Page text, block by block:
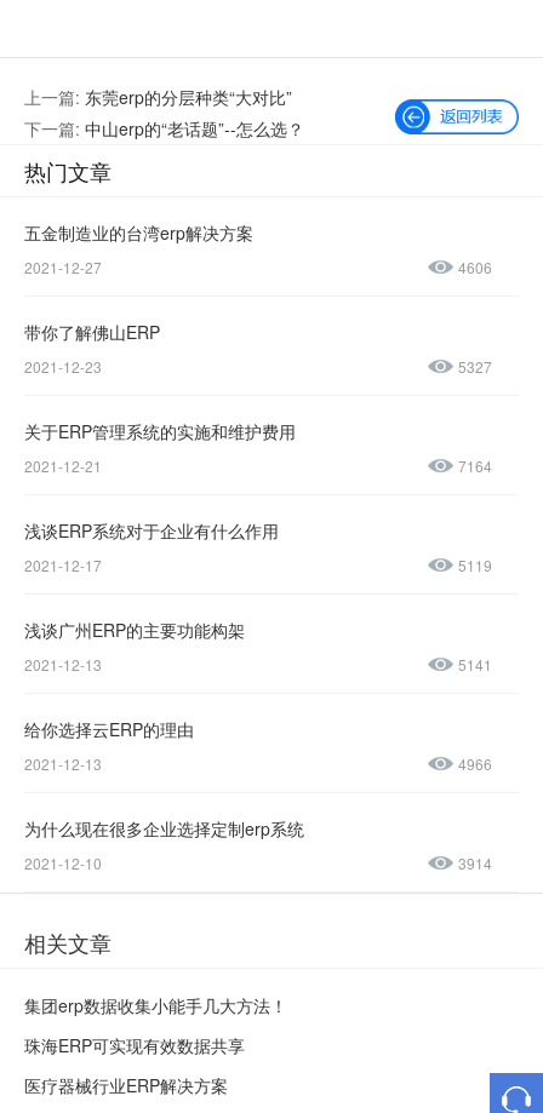
上一篇: 东莞erp的分层种类“大对比”
下一篇: 中山erp的“老话题”--怎么选？
热门文章
五金制造业的台湾erp解决方案
2021-12-27 4606
带你了解佛山ERP
2021-12-23 5327
关于ERP管理系统的实施和维护费用
2021-12-21 7164
浅谈ERP系统对于企业有什么作用
2021-12-17 5119
浅谈广州ERP的主要功能构架
2021-12-13 5141
给你选择云ERP的理由
2021-12-13 4966
为什么现在很多企业选择定制erp系统
2021-12-10 3914
相关文章
集团erp数据收集小能手几大方法！
珠海ERP可实现有效数据共享
医疗器械行业ERP解决方案
4155
1237-
售后服务热线：